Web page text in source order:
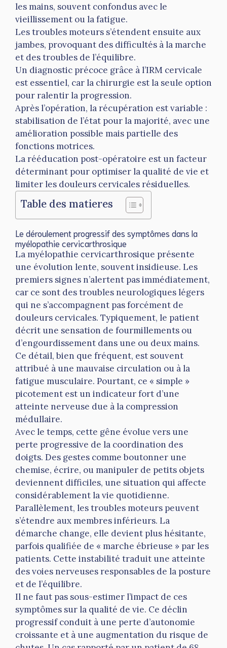
les mains, souvent confondus avec le
vieillissement ou la fatigue.
Les troubles moteurs s’étendent ensuite aux
jambes, provoquant des difficultés à la marche
et des troubles de l’équilibre.
Un diagnostic précoce grâce à l’IRM cervicale
est essentiel, car la chirurgie est la seule option
pour ralentir la progression.
Après l’opération, la récupération est variable :
stabilisation de l’état pour la majorité, avec une
amélioration possible mais partielle des
fonctions motrices.
La rééducation post-opératoire est un facteur
déterminant pour optimiser la qualité de vie et
limiter les douleurs cervicales résiduelles.
Table des matieres
Le déroulement progressif des symptômes dans la
myélopathie cervicarthrosique
La myélopathie cervicarthrosique présente
une évolution lente, souvent insidieuse. Les
premiers signes n’alertent pas immédiatement,
car ce sont des troubles neurologiques légers
qui ne s’accompagnent pas forcément de
douleurs cervicales. Typiquement, le patient
décrit une sensation de fourmillements ou
d’engourdissement dans une ou deux mains.
Ce détail, bien que fréquent, est souvent
attribué à une mauvaise circulation ou à la
fatigue musculaire. Pourtant, ce « simple »
picotement est un indicateur fort d’une
atteinte nerveuse due à la compression
médullaire.
Avec le temps, cette gêne évolue vers une
perte progressive de la coordination des
doigts. Des gestes comme boutonner une
chemise, écrire, ou manipuler de petits objets
deviennent difficiles, une situation qui affecte
considérablement la vie quotidienne.
Parallèlement, les troubles moteurs peuvent
s’étendre aux membres inférieurs. La
démarche change, elle devient plus hésitante,
parfois qualifiée de « marche ébrieuse » par les
patients. Cette instabilité traduit une atteinte
des voies nerveuses responsables de la posture
et de l’équilibre.
Il ne faut pas sous-estimer l’impact de ces
symptômes sur la qualité de vie. Ce déclin
progressif conduit à une perte d’autonomie
croissante et à une augmentation du risque de